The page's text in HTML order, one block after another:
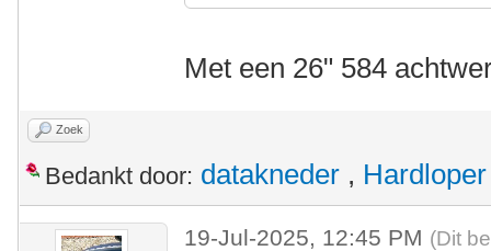
Met een 26" 584
Zoek
Bedankt door: datakneder , Hardloper
19-Jul-2025, 12:45 PM (Dit